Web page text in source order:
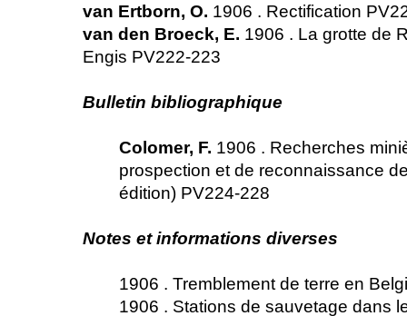
van Ertborn, O. 1906 . Rectification
van den Broeck, E. 1906 . La grotte de
Engis PV222-223
Bulletin bibliographique
Colomer, F. 1906 . Recherches
prospection et de reconnaissance
édition) PV224-228
Notes et informations diverses
1906 . Tremblement de terre en
1906 . Stations de sauvetage dans